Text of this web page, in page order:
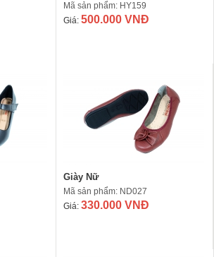
Mã sản phẩm: HY159
Giá: 500.000 VNĐ
Giày Nữ
Mã sản phẩm: ND027
Giá: 330.000 VNĐ